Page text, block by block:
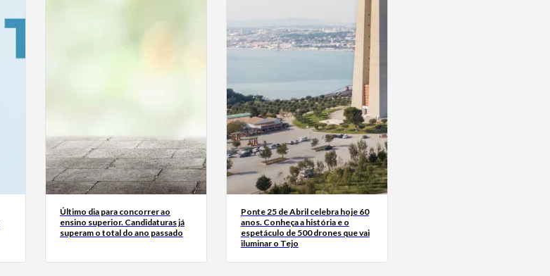
Último dia para concorrer ao
ensino superior. Candidaturas já
superam o total do ano passado
Ponte 25 de Abril celebra hoje 60
anos. Conheça a história e o
espetáculo de 500 drones que vai
iluminar o Tejo